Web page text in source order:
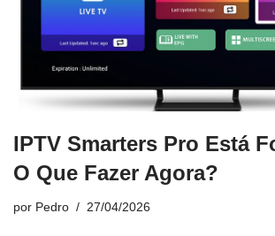
IPTV Smarters Pro Está
O Que Fazer Agora?
por Pedro 27/04/2026